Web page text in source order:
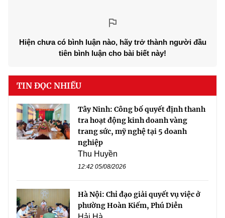
Hiện chưa có bình luận nào, hãy trở thành người đầu
tiên bình luận cho bài biết này!
TIN ĐỌC NHIỀU
Tây Ninh: Công bố quyết định thanh
tra hoạt động kinh doanh vàng
trang sức, mỹ nghệ tại 5 doanh
nghiệp
Thu Huyền
12:42 05/08/2026
Hà Nội: Chỉ đạo giải quyết vụ việc ở
phường Hoàn Kiếm, Phú Diễn